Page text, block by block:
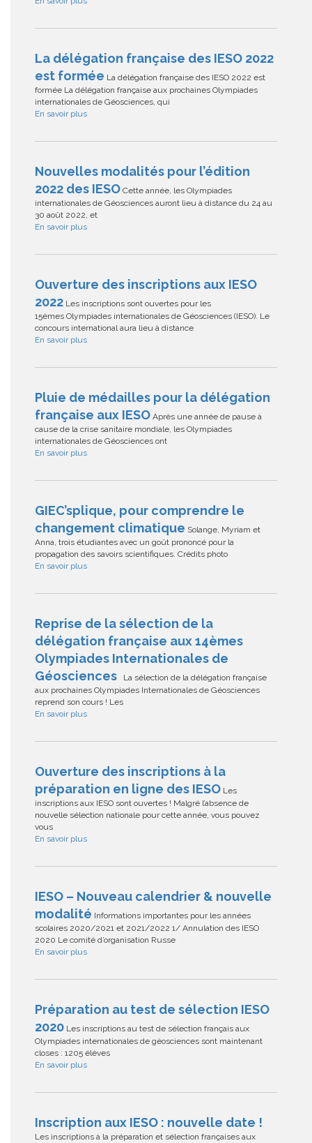
La délégation française des IESO 2022
est formée La délégation française des IESO 2022 est
formée La délégation française aux prochaines Olympiades
internationales de Géosciences, qui
En savoir plus
Nouvelles modalités pour l’édition
2022 des IESO Cette année, les Olympiades
internationales de Géosciences auront lieu à distance du 24 au
30 août 2022, et
En savoir plus
Ouverture des inscriptions aux IESO
2022 Les inscriptions sont ouvertes pour les
15èmes Olympiades internationales de Géosciences (IESO). Le
concours international aura lieu à distance
En savoir plus
Pluie de médailles pour la délégation
française aux IESO Après une année de pause à
cause de la crise sanitaire mondiale, les Olympiades
internationales de Géosciences ont
En savoir plus
GIEC’splique, pour comprendre le
changement climatique Solange, Myriam et
Anna, trois étudiantes avec un goût prononcé pour la
propagation des savoirs scientifiques. Crédits photo
En savoir plus
Reprise de la sélection de la
délégation française aux 14èmes
Olympiades Internationales de
Géosciences La sélection de la délégation française
aux prochaines Olympiades Internationales de Géosciences
reprend son cours ! Les
En savoir plus
Ouverture des inscriptions à la
préparation en ligne des IESO Les
inscriptions aux IESO sont ouvertes ! Malgré l’absence de
nouvelle sélection nationale pour cette année, vous pouvez
vous
En savoir plus
IESO – Nouveau calendrier & nouvelle
modalité Informations importantes pour les années
scolaires 2020/2021 et 2021/2022 1/ Annulation des IESO
2020 Le comité d’organisation Russe
En savoir plus
Préparation au test de sélection IESO
2020 Les inscriptions au test de sélection français aux
Olympiades internationales de géosciences sont maintenant
closes : 1205 élèves
En savoir plus
Inscription aux IESO : nouvelle date !
Les inscriptions à la préparation et sélection françaises aux